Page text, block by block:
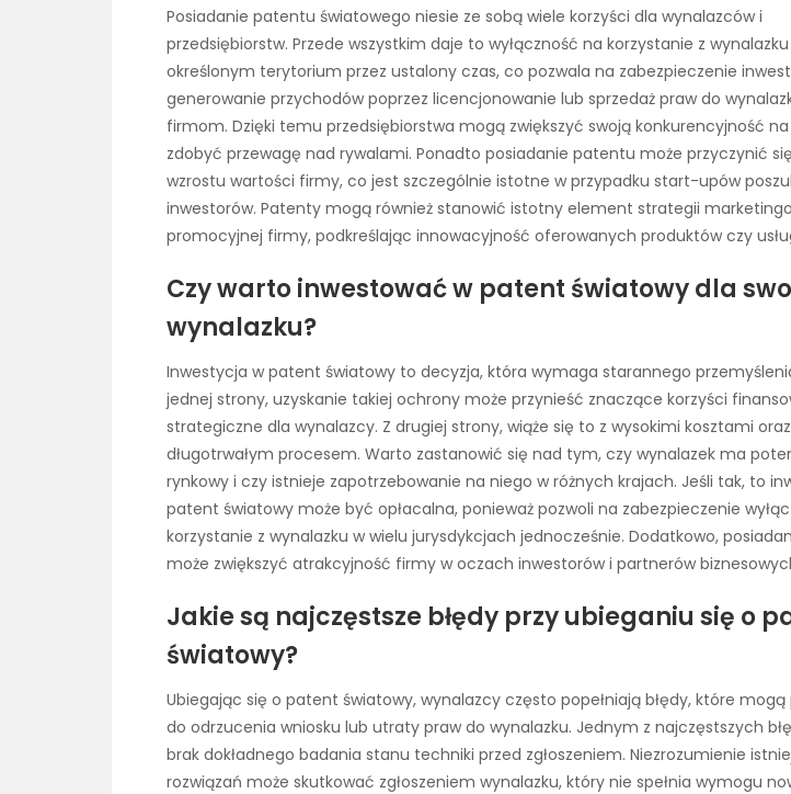
Posiadanie patentu światowego niesie ze sobą wiele korzyści dla wynalazców i
przedsiębiorstw. Przede wszystkim daje to wyłączność na korzystanie z
określonym terytorium przez ustalony czas, co pozwala na zabezpieczenie
generowanie przychodów poprzez licencjonowanie lub sprzedaż praw do
firmom. Dzięki temu przedsiębiorstwa mogą zwiększyć swoją konkurencyjność
zdobyć przewagę nad rywalami. Ponadto posiadanie patentu może przyczynić
wzrostu wartości firmy, co jest szczególnie istotne w przypadku start-upów
inwestorów. Patenty mogą również stanowić istotny element strategii
promocyjnej firmy, podkreślając innowacyjność oferowanych produktów czy
Czy warto inwestować w patent światowy dla
wynalazku?
Inwestycja w patent światowy to decyzja, która wymaga starannego
jednej strony, uzyskanie takiej ochrony może przynieść znaczące korzyści
strategiczne dla wynalazcy. Z drugiej strony, wiąże się to z wysokimi kosztami oraz
długotrwałym procesem. Warto zastanowić się nad tym, czy wynalazek ma
rynkowy i czy istnieje zapotrzebowanie na niego w różnych krajach. Jeśli tak, to
patent światowy może być opłacalna, ponieważ pozwoli na zabezpieczenie
korzystanie z wynalazku w wielu jurysdykcjach jednocześnie. Dodatkowo,
może zwiększyć atrakcyjność firmy w oczach inwestorów i partnerów
Jakie są najczęstsze błędy przy ubieganiu się o
światowy?
Ubiegając się o patent światowy, wynalazcy często popełniają błędy, które mogą
do odrzucenia wniosku lub utraty praw do wynalazku. Jednym z najczęstszych
brak dokładnego badania stanu techniki przed zgłoszeniem. Niezrozumienie
rozwiązań może skutkować zgłoszeniem wynalazku, który nie spełnia wymogu